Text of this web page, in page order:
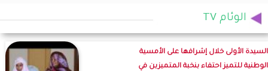
الوئام TV
السيدة الأولى خلال إشرافها على الأمسية
الوطنية للتميز احتفاء بنخبة المتميزين في